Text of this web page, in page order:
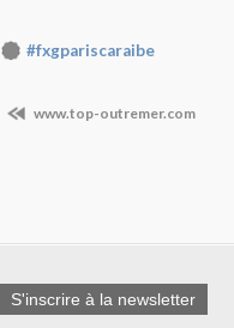
#fxgpariscaraibe
www.top-outremer.com
S'inscrire à la newsletter